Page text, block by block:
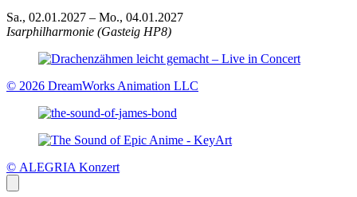
Sa., 02.01.2027 – Mo., 04.01.2027
Isarphilharmonie (Gasteig HP8)
© 2026 DreamWorks Animation LLC
© ALEGRIA Konzert